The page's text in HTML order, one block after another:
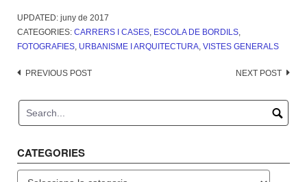
UPDATED: juny de 2017
CATEGORIES: CARRERS I CASES ESCOLA DE BORDILS
FOTOGRAFIES URBANISME I ARQUITECTURA VISTES GENERALS
Post
PREVIOUS POST NEXT POST
CATEGORIES
Categories